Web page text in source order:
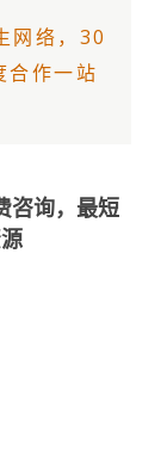
网络，30
合作一站
咨询，最短